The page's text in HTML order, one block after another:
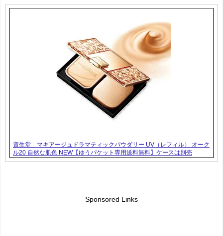
資生堂 マキアージュドラマティックパウダリー UV（レフィル） オーク
ル20 自然な肌色 NEW【ゆうパケット専用送料無料】ケースは別売
Sponsored Links